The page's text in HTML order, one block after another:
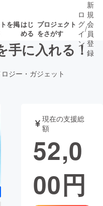
を掲はじ
める
プロジェクト
をさがす
ゲーム・サ
ロ
グ
イ
ン
/
新
規
会
員
登
録
手に入れる！
ジー・ガジェット
現在の支援総
額
52,0
00円